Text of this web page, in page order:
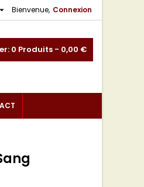
Bienvenue, Connexion

0 Produits - 0,00 €